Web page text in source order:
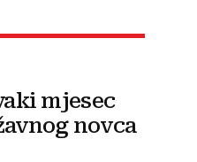
mjesec
novca